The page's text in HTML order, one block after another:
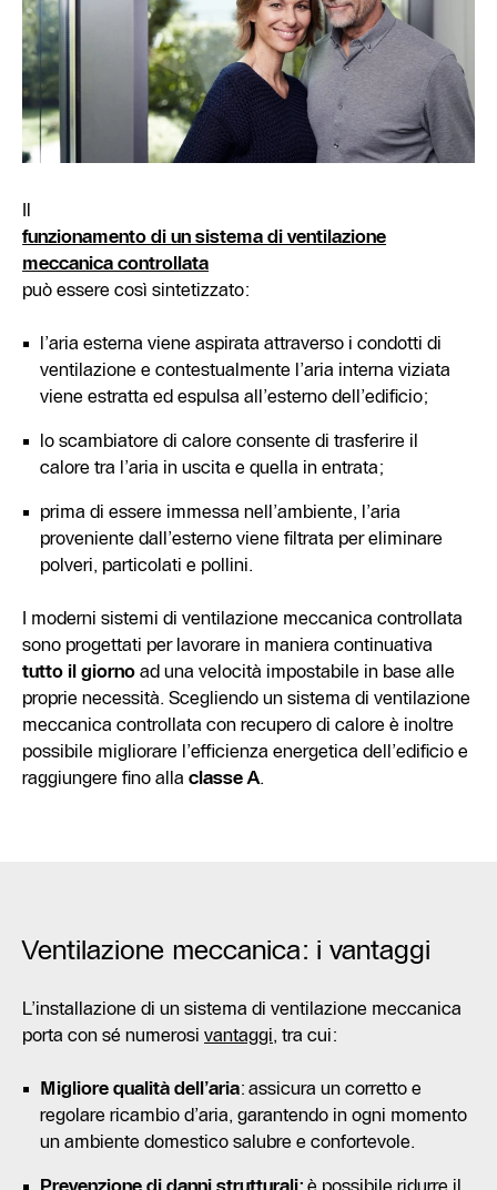
Il
funzionamento di un sistema di ventilazione
meccanica controllata
può essere così sintetizzato:
l’aria esterna viene aspirata attraverso i condotti di
ventilazione e contestualmente l’aria interna viziata
viene estratta ed espulsa all’esterno dell’edificio;
lo scambiatore di calore consente di trasferire il
calore tra l’aria in uscita e quella in entrata;
prima di essere immessa nell’ambiente, l’aria
proveniente dall’esterno viene filtrata per eliminare
polveri, particolati e pollini.
I moderni sistemi di ventilazione meccanica controllata
sono progettati per lavorare in maniera continuativa
tutto il giornoad una velocità impostabile in base alle
proprie necessità. Scegliendo un sistema di ventilazione
meccanica controllata con recupero di calore è inoltre
possibile migliorare l’efficienza energetica dell’edificio e
raggiungere fino allaclasse A.
Ventilazione meccanica: i vantaggi
L’installazione di un sistema di ventilazione meccanica
porta con sé numerosi vantaggi, tra cui:
Migliore qualità dell’aria: assicura un corretto e
regolare ricambio d’aria, garantendo in ogni momento
un ambiente domestico salubre e confortevole.
Prevenzione di danni strutturali: è possibile ridurre il